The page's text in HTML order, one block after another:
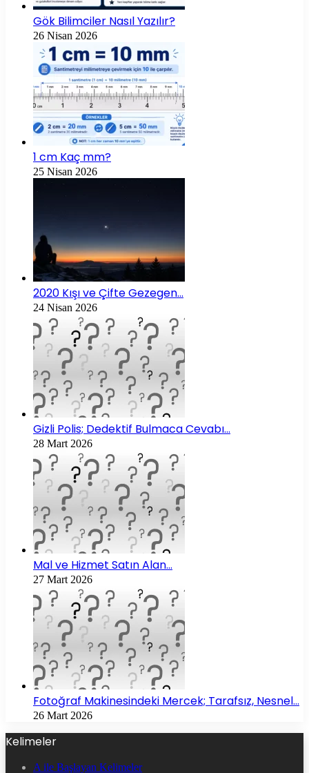
Gök Bilimciler Nasıl Yazılır?
26 Nisan 2026
1 cm Kaç mm?
25 Nisan 2026
2020 Kışı ve Çifte Gezegen…
24 Nisan 2026
Gizli Polis; Dedektif Bulmaca Cevabı…
28 Mart 2026
Mal ve Hizmet Satın Alan…
27 Mart 2026
Fotoğraf Makinesindeki Mercek; Tarafsız, Nesnel…
26 Mart 2026
Kelimeler
A ile Başlayan Kelimeler